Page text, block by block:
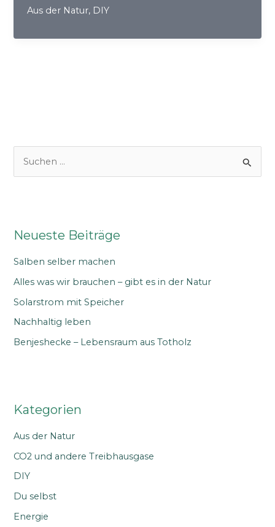
Aus der Natur, DIY
n
n
a
c
Neueste Beiträge
Salben selber machen
Alles was wir brauchen – gibt es in der Natur
Solarstrom mit Speicher
Nachhaltig leben
Benjeshecke – Lebensraum aus Totholz
Kategorien
Aus der Natur
CO2 und andere Treibhausgase
DIY
Du selbst
Energie